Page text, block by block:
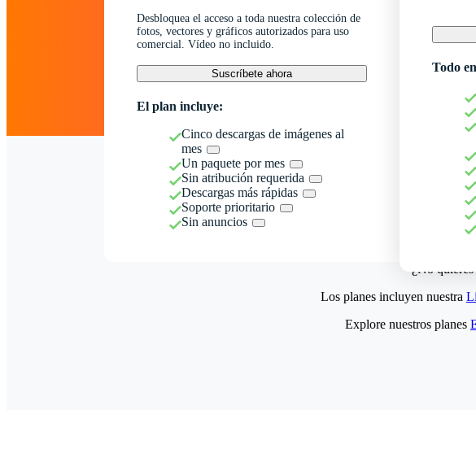
Desbloquea el acceso a toda nuestra colección de
fotos, vectores y gráficos autorizados para uso
comercial. Vídeo no incluido.
Suscríbete ahora
El plan incluye:
Cinco descargas de imágenes al
mes
Un paquete por mes
Sin atribución requerida
Descargas más rápidas
Soporte prioritario
Sin anuncios
Todo
¿No
Los planes incluyen nuestra
Explore nuestros planes